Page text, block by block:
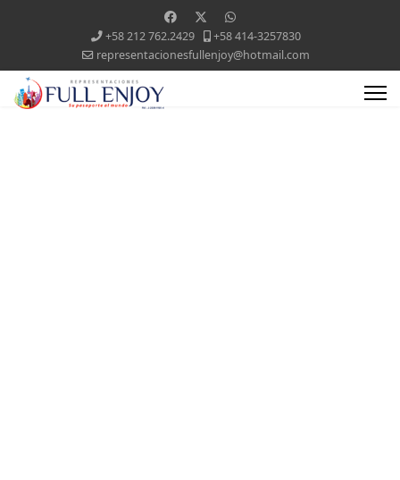
+58 212 762.2429
+58 414-3257830
representacionesfullenjoy@hotmail.com